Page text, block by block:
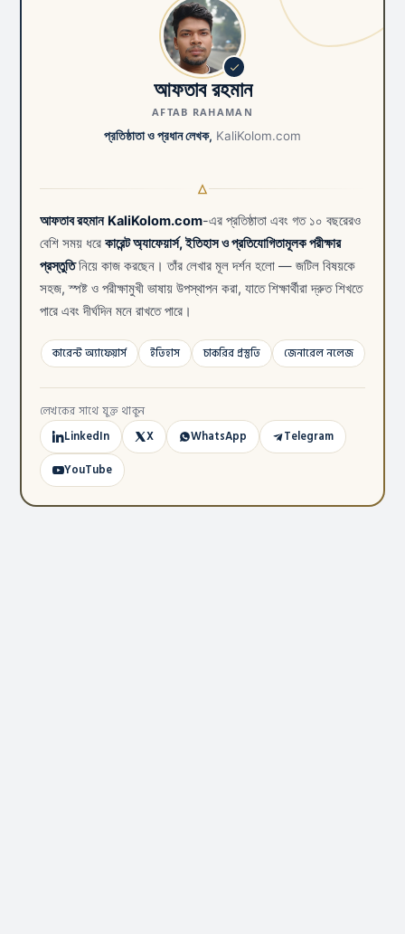
আফতাব রহমান
AFTAB RAHAMAN
প্রতিষ্ঠাতা ও প্রধান লেখক, KaliKolom.com
আফতাব রহমান KaliKolom.com-এর প্রতিষ্ঠাতা এবং গত ১০ বছরেরও
বেশি সময় ধরে কারেন্ট অ্যাফেয়ার্স, ইতিহাস ও প্রতিযোগিতামূলক পরীক্ষার
প্রস্তুতিনিয়ে কাজ করছেন। তাঁর লেখার মূল দর্শন হলো — জটিল বিষয়কে
সহজ, স্পষ্ট ও পরীক্ষামুখী ভাষায় উপস্থাপন করা, যাতে শিক্ষার্থীরা দ্রুত শিখতে
পারে এবং দীর্ঘদিন মনে রাখতে পারে।
কারেন্ট অ্যাফেয়ার্স ইতিহাস চাকরির প্রস্তুতি জেনারেল নলেজ
লেখকের সাথে যুক্ত থাকুন
LinkedIn X WhatsApp
Telegram
YouTube